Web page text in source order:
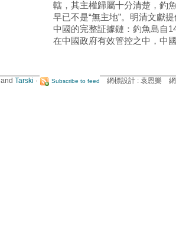
轄，其主權歸屬十分清楚，釣
早已不是“無主地”。明清文獻
中國的完整証據鏈：釣魚島自
在中國政府有效管控之中，中
and Tarski · Subscribe to feed 網標設計 : 袁恩樂 網